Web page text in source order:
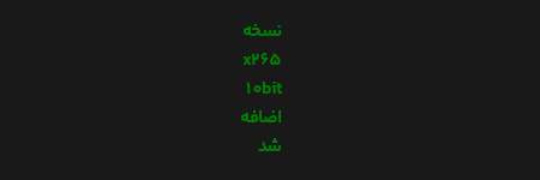
نسخه
x265
10bit
اضافه
شد